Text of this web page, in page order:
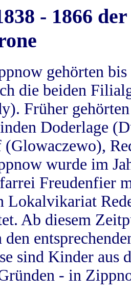
- 1866
gehörten
die beiden
Früher
Doderlage
wurde im
Freudenfier
Lokalvikariat
Ab diesem
sind Kinder aus
- in